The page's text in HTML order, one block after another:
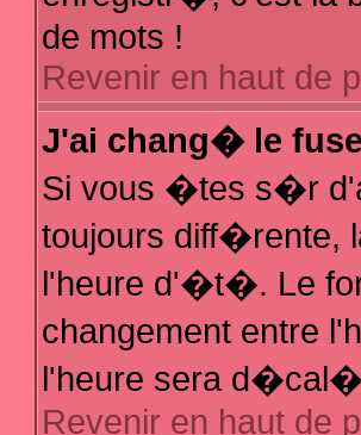
de mots !
Revenir en haut de
J'ai chang� le
Si vous �tes s�r
toujours diff�rente,
l'heure d'�t�. Le
changement entre
l'heure sera
Revenir en haut de